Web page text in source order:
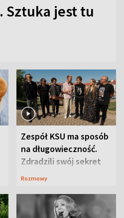
Sztuka jest tu
Zespół KSU ma sposób
na długowieczność.
Zdradzili swój sekret
Rozmowy